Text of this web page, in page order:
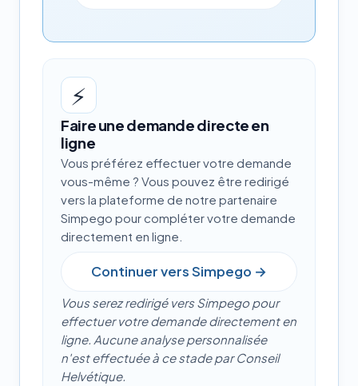
⚡
Faire une demande directe en
ligne
Vous préférez effectuer votre demande
vous-même ? Vous pouvez être redirigé
vers la plateforme de notre partenaire
Simpego pour compléter votre demande
directement en ligne.
Continuer vers Simpego →
Vous serez redirigé vers Simpego pour
effectuer votre demande directement en
ligne. Aucune analyse personnalisée
n'est effectuée à ce stade par Conseil
Helvétique.